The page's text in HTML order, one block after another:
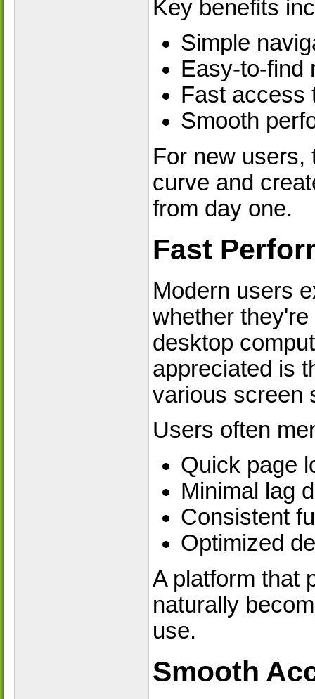
Key benefits
Simple
Easy-to-find
Fast access
Smooth
For new users,
curve and
from day one.
Fast
Modern users
whether
desktop
appreciated is
various screen
Users often
Quick page
Minimal lag
Consistent
Optimized
A platform that
naturally
use.
Smooth